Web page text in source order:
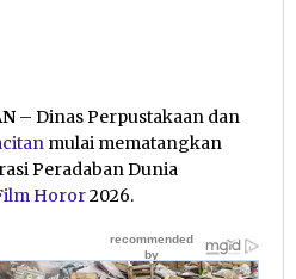
– Dinas Perpustakaan dan
mulai mematangkan
Peradaban Dunia
Horor2026.